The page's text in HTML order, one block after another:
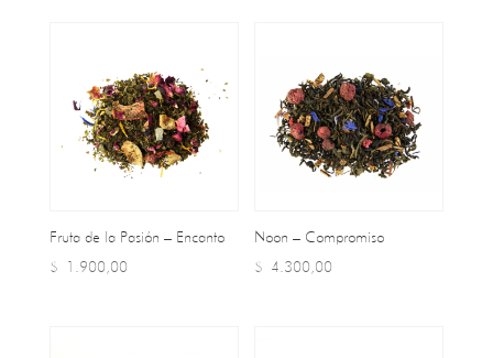
Fruta de la Pasión – Encanto
$ 1.900,00
Noon – Compromiso
$ 4.300,00